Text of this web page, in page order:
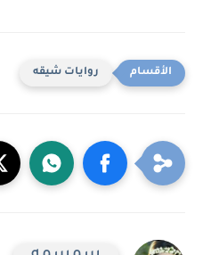
روايات شيقه